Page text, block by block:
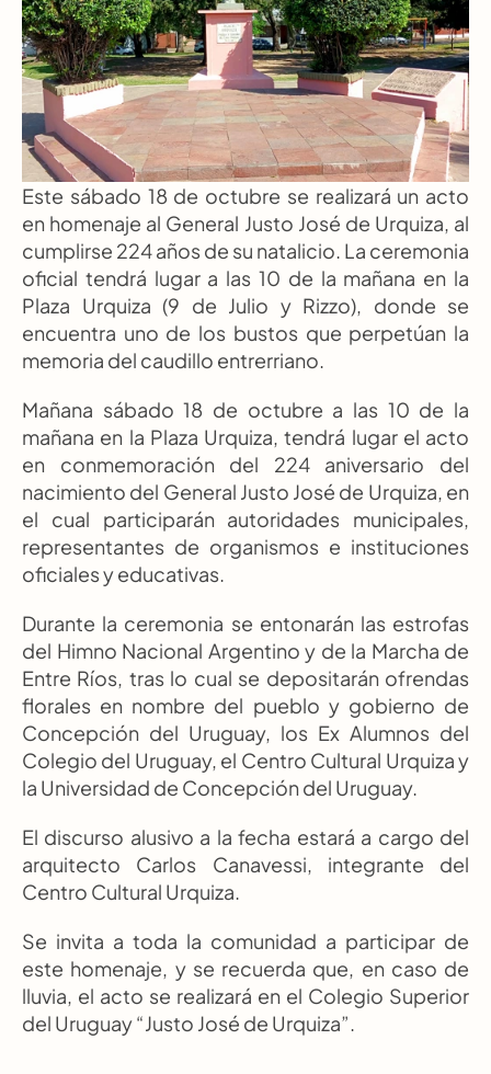
Este sábado 18 de octubre se realizará un acto
en homenaje al General Justo José de Urquiza, al
cumplirse 224 años de su natalicio. La ceremonia
oficial tendrá lugar a las 10 de la mañana en la
Plaza Urquiza (9 de Julio y Rizzo), donde se
encuentra uno de los bustos que perpetúan la
memoria del caudillo entrerriano.
Mañana sábado 18 de octubre a las 10 de la
mañana en la Plaza Urquiza, tendrá lugar el acto
en conmemoración del 224 aniversario del
nacimiento del General Justo José de Urquiza, en
el cual participarán autoridades municipales,
representantes de organismos e instituciones
oficiales y educativas.
Durante la ceremonia se entonarán las estrofas
del Himno Nacional Argentino y de la Marcha de
Entre Ríos, tras lo cual se depositarán ofrendas
florales en nombre del pueblo y gobierno de
Concepción del Uruguay, los Ex Alumnos del
Colegio del Uruguay, el Centro Cultural Urquiza y
la Universidad de Concepción del Uruguay.
El discurso alusivo a la fecha estará a cargo del
arquitecto Carlos Canavessi, integrante del
Centro Cultural Urquiza.
Se invita a toda la comunidad a participar de
este homenaje, y se recuerda que, en caso de
lluvia, el acto se realizará en el Colegio Superior
del Uruguay “Justo José de Urquiza”.